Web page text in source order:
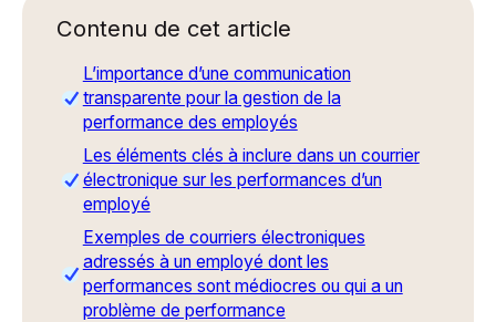
Contenu de cet article
L’importance d’une communication
transparente pour la gestion de la
performance des employés
Les éléments clés à inclure dans un courrier
électronique sur les performances d’un
employé
Exemples de courriers électroniques
adressés à un employé dont les
performances sont médiocres ou qui a un
problème de performance